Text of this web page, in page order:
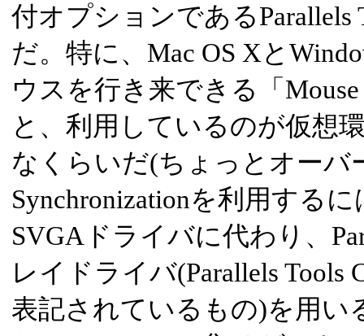
付オプションであるParallels
だ。特に、Mac OS Xと
ウスを行き来できる「
と、利用しているのが仮想
なくらいだ(ちょっとオーバ
Synchronizationを利用する
SVGAドライバに代わり、
レイドライバ(Parallels Tools
表記されているもの)を用い